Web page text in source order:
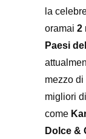
la
oramai 2
Paesi
mezzo
migliori
come
Dolce &